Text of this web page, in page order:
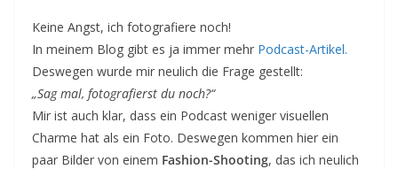
Keine Angst, ich fotografiere noch!
In meinem Blog gibt es ja immer mehr Podcast-Artikel.
Deswegen wurde mir neulich die Frage gestellt:
„Sag mal, fotografierst du noch?“
Mir ist auch klar, dass ein Podcast weniger visuellen
Charme hat als ein Foto. Deswegen kommen hier ein
paar Bilder von einem Fashion-Shooting, das ich neulich